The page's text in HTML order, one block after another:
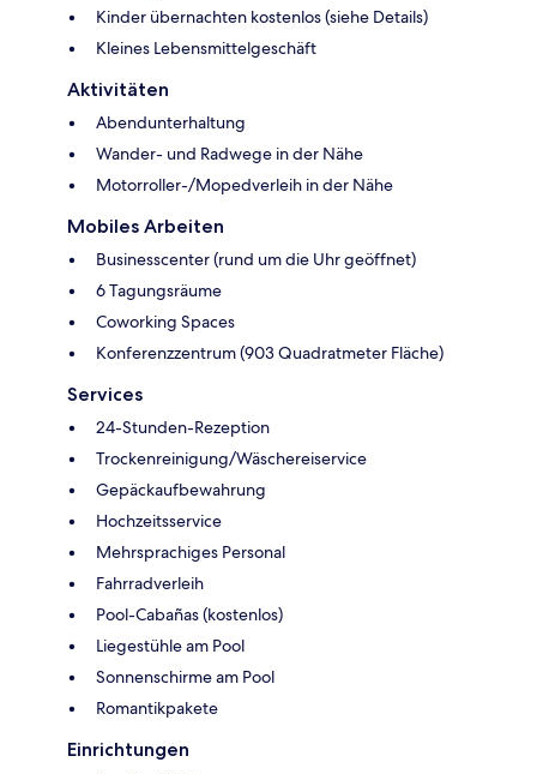
Kinder übernachten kostenlos (siehe Details)
Kleines Lebensmittelgeschäft
Aktivitäten
Abendunterhaltung
Wander- und Radwege in der Nähe
Motorroller-/Mopedverleih in der Nähe
Mobiles Arbeiten
Businesscenter (rund um die Uhr geöffnet)
6 Tagungsräume
Coworking Spaces
Konferenzzentrum (903 Quadratmeter Fläche)
Services
24-Stunden-Rezeption
Trockenreinigung/Wäschereiservice
Gepäckaufbewahrung
Hochzeitsservice
Mehrsprachiges Personal
Fahrradverleih
Pool-Cabañas (kostenlos)
Liegestühle am Pool
Sonnenschirme am Pool
Romantikpakete
Einrichtungen